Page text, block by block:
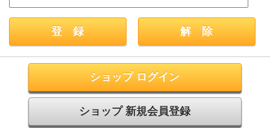
ショップ ログイン
ショップ 新規会員登録